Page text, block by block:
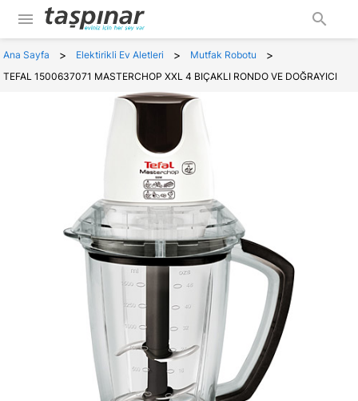
menu search
Ana Sayfa > Elektirikli Ev Aletleri > Mutfak Robotu >
TEFAL 1500637071 MASTERCHOP XXL 4 BIÇAKLI RONDO VE DOĞRAYICI